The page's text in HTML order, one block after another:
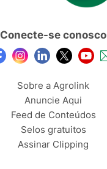
Conecte-se conosco
Sobre a Agrolink
Anuncie Aqui
Feed de Conteúdos
Selos gratuitos
Assinar Clipping